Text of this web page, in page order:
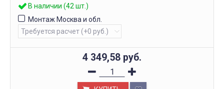
В наличии (42 шт.)
Монтаж Москва и обл.
4 349,58 руб.